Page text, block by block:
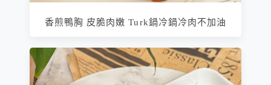
香煎鴨胸 皮脆肉嫩 Turk鍋冷鍋冷肉不加油